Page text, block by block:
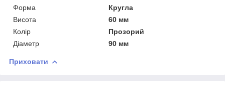
Форма
Кругла
Висота
60 мм
Колір
Прозорий
Діаметр
90 мм
Приховати